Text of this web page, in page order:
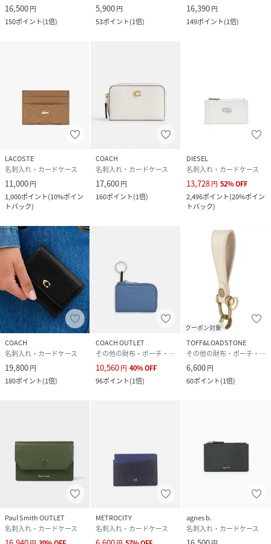
16,500円
150ポイント(1倍)
5,900円
53ポイント(1倍)
16,390円
149ポイント(1倍)
LACOSTE
名刺入れ・カードケース
11,000円
1,000ポイント(10%ポイン
トバック)
COACH
名刺入れ・カードケース
17,600円
160ポイント(1倍)
DIESEL
名刺入れ・カードケース
13,728円 52%OFF
2,496ポイント(20%ポイン
トバック)
COACH
名刺入れ・カードケース
19,800円
180ポイント(1倍)
COACH OUTLET
その他の財布・ポーチ・ケース
10,560円 40%OFF
96ポイント(1倍)
クーポン対象
TOFF&LOADSTONE
その他の財布・ポーチ・ケース
6,600円
60ポイント(1倍)
Paul Smith OUTLET
名刺入れ・カードケース
METROCITY
名刺入れ・カードケース
agnes b.
名刺入れ・カードケース